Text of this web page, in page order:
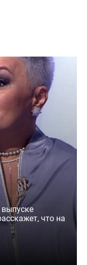
что на